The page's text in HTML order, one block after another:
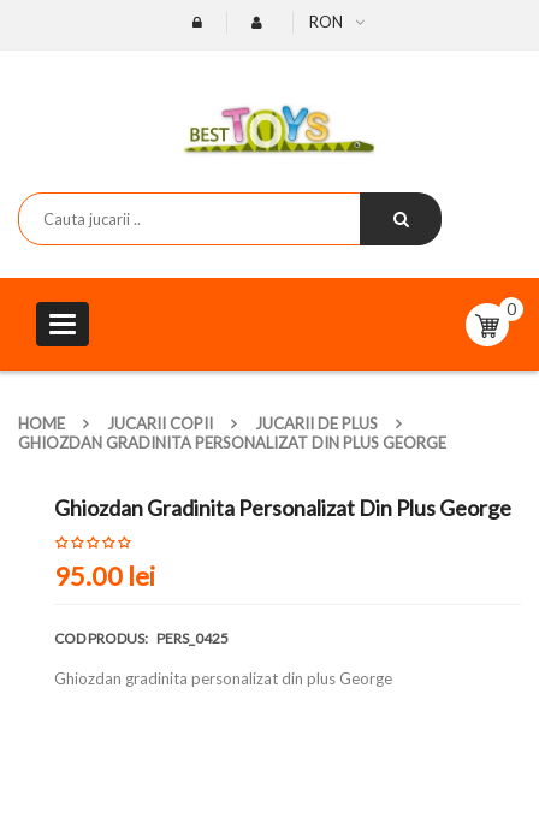
RON
Toggle
navigation
0
HOME JUCARII COPII
JUCARII DE PLUS
GHIOZDAN GRADINITA PERSONALIZAT DIN PLUS GEORGE
Ghiozdan Gradinita Personalizat Din Plus George
95.00 lei
COD PRODUS: PERS_0425
Ghiozdan gradinita personalizat din plus George